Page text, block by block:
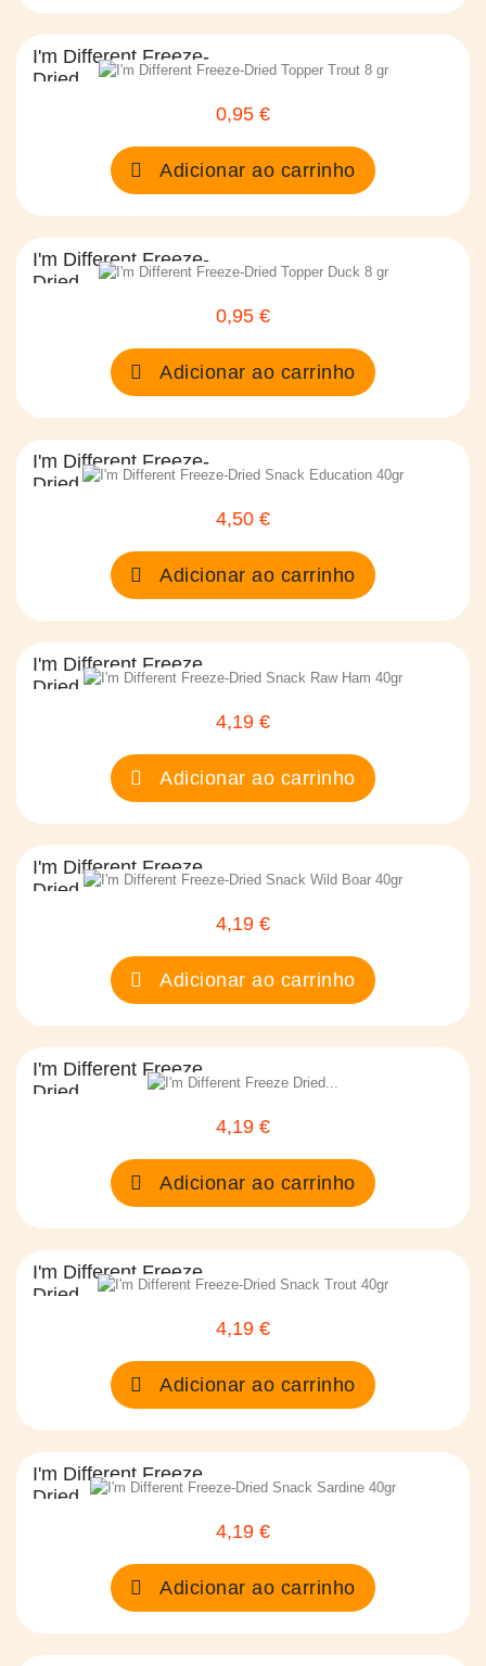
I'm Different Freeze-
Dried...
0,95 €
Adicionar ao carrinho
I'm Different Freeze-
Dried...
0,95 €
Adicionar ao carrinho
I'm Different Freeze-
Dried...
4,50 €
Adicionar ao carrinho
I'm Different Freeze
Dried...
4,19 €
Adicionar ao carrinho
I'm Different Freeze
Dried...
4,19 €
Adicionar ao carrinho
I'm Different Freeze
Dried...
4,19 €
Adicionar ao carrinho
I'm Different Freeze
Dried...
4,19 €
Adicionar ao carrinho
I'm Different Freeze
Dried...
4,19 €
Adicionar ao carrinho